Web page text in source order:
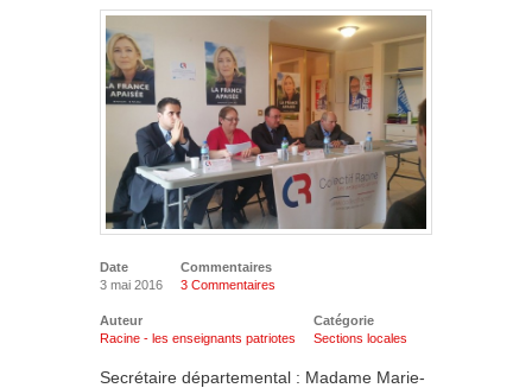
Date
3 mai 2016
Commentaires
3 Commentaires
Auteur
Racine - les enseignants patriotes
Catégorie
Sections locales
Secrétaire départemental : Madame Marie-